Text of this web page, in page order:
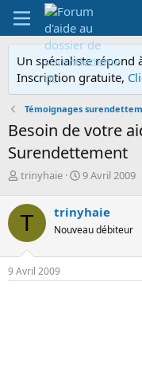
Un spécialiste répond
Inscription gratuite,
Témoignages
Besoin de votre
Surendettement
A
t
e
u
r
d
e
trinyhaie
D
e
d
d
9 Avril 2009
T trinyhaie
Nouveau débiteur
9 Avril 2009